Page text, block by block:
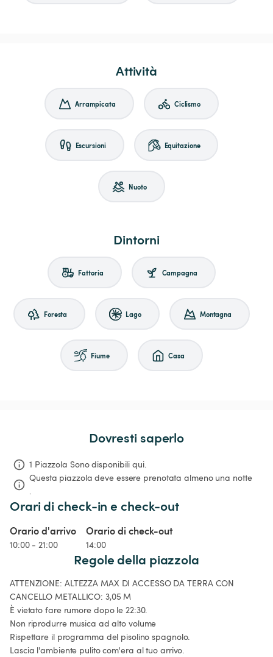
Attività
Arrampicata Ciclismo
Escursioni Equitazione
Nuoto
Dintorni
Fattoria Campagna
Foresta Lago Montagna
Fiume Casa
Dovresti saperlo
1 Piazzola Sono disponibili qui.
Questa piazzola deve essere prenotata almeno una notte
.
Orari di check-in e check-out
Orario d'arrivo
10:00 - 21:00
Orario di check-out
14:00
Regole della piazzola
ATTENZIONE: ALTEZZA MAX DI ACCESSO DA TERRA CON
CANCELLO METALLICO: 3,05 M
È vietato fare rumore dopo le 22:30.
Non riprodurre musica ad alto volume
Rispettare il programma del pisolino spagnolo.
Lascia l'ambiente pulito com'era al tuo arrivo.